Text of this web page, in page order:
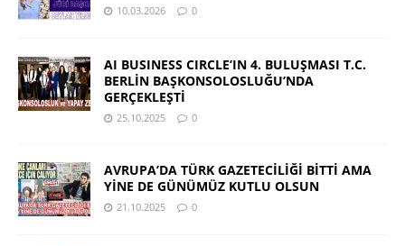
10.03.2026 0
AI BUSINESS CIRCLE’IN 4. BULUŞMASI T.C.
BERLİN BAŞKONSOLOSLUĞU’NDA
GERÇEKLEŞTİ
25.10.2025 0
AVRUPA’DA TÜRK GAZETECİLİĞİ BİTTİ AMA
YİNE DE GÜNÜMÜZ KUTLU OLSUN
21.10.2025 0